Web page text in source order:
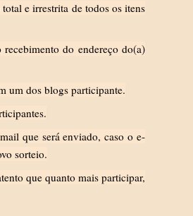
e irrestrita de todos os itens
do endereço do(a)
um dos blogs participante.
que será enviado, caso o e-
sorteio.
que quanto mais participar,